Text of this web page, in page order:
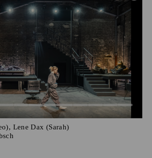
Lene Dax (Sarah)